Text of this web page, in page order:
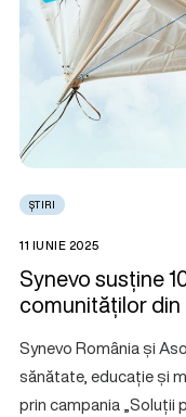
ȘTIRI
11 IUNIE 2025
Synevo susține
comunităților din
Synevo România și
sănătate, educație și
prin campania „Soluții